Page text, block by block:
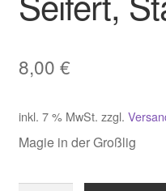
8,00 €
inkl. 7 % MwSt. zzgl.
Magie in der Großlig